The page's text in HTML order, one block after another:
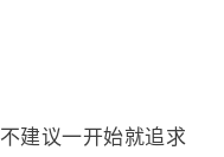
建议一开始就追求